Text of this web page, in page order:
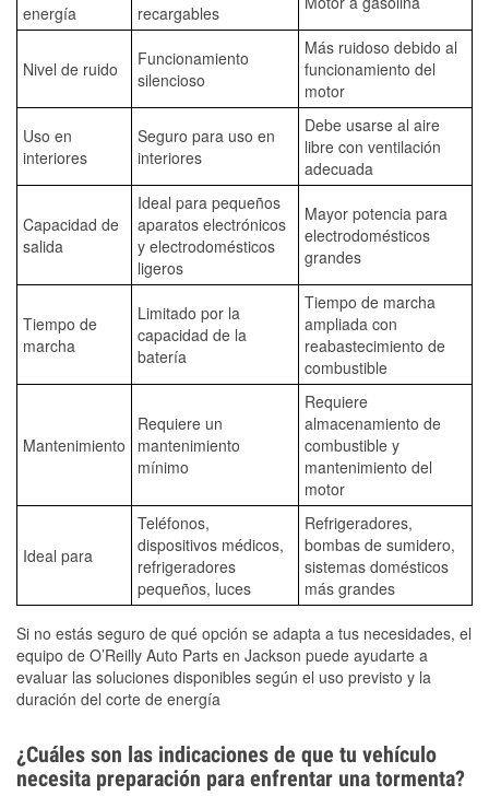
energía
recargables
Nivel de ruido
Funcionamiento
silencioso
Más ruidoso debido al
funcionamiento del
motor
Uso en
interiores
Seguro para uso en
interiores
Debe usarse al aire
libre con ventilación
adecuada
Capacidad de
salida
Ideal para pequeños
aparatos electrónicos
y electrodomésticos
ligeros
Mayor potencia para
electrodomésticos
grandes
Tiempo de
marcha
Limitado por la
capacidad de la
batería
Tiempo de marcha
ampliada con
reabastecimiento de
combustible
Mantenimiento
Requiere un
mantenimiento
mínimo
Requiere
almacenamiento de
combustible y
mantenimiento del
motor
Ideal para
Teléfonos,
dispositivos médicos,
refrigeradores
pequeños, luces
Refrigeradores,
bombas de sumidero,
sistemas domésticos
más grandes
Si no estás seguro de qué opción se adapta a tus necesidades, el
equipo de O’Reilly Auto Parts en Jackson puede ayudarte a
evaluar las soluciones disponibles según el uso previsto y la
duración del corte de energía
¿Cuáles son las indicaciones de que tu vehículo
necesita preparación para enfrentar una tormenta?